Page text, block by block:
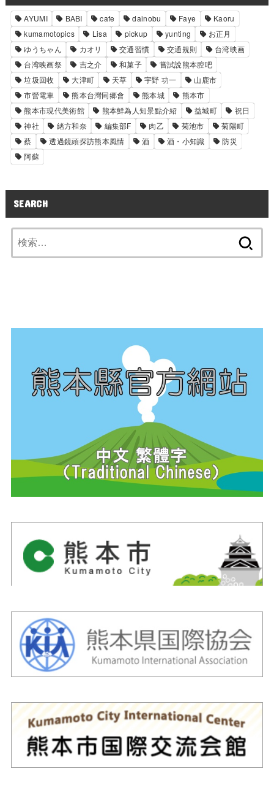
AYUMI BABI cafe dainobu Faye
Kaoru
kumamotopics
Lisa pickup yunting
お正月
ゆうちゃん
カオリ 交通習慣 交通規則
台湾映画
台湾映画祭
吉之介 和菓子
嘗試說熊本腔吧
垃圾回收
大津町 天草 宇野 功一
山鹿市
市營電車
熊本台灣同郷會 熊本城
熊本市
熊本市現代美術館
熊本鮮為人知景點介紹 益城町
祝日
神社
緒方和奈 編集部F 肉乙 菊池市
菊陽町
蔡
透過鏡頭探訪熊本風情 酒 酒・小知識
防災
阿蘇
SEARCH
索: